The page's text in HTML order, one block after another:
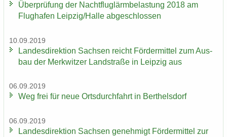
Über­prü­fung der Nacht­flug­lärm­be­las­tung 2018 am
Flug­ha­fen Leip­zig/Halle ab­ge­schlos­sen
10.09.2019
Lan­des­di­rek­ti­on Sach­sen reicht För­der­mit­tel zum Aus­
bau der Merk­wit­zer Land­stra­ße in Leip­zig aus
06.09.2019
Weg frei für neue Orts­durch­fahrt in Bert­hels­dorf
06.09.2019
Lan­des­di­rek­ti­on Sach­sen ge­neh­migt För­der­mit­tel zur